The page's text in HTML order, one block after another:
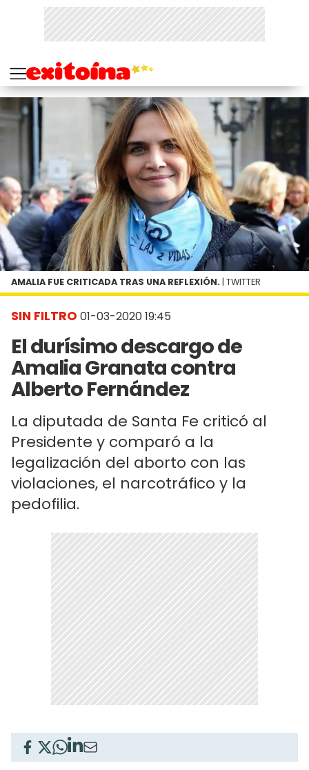
SIN FILTRO 01-03-2020 19:45
El durísimo descargo de
Amalia Granata contra
Alberto Fernández
La diputada de Santa Fe criticó al
Presidente y comparó a la
legalización del aborto con las
violaciones, el narcotráfico y la
pedofilia.
AMALIA FUE CRITICADA TRAS UNA REFLEXIÓN. | TWITTER